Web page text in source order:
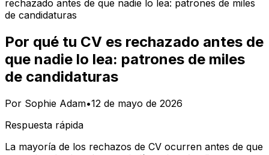
rechazado antes de que nadie lo lea: patrones de miles
de candidaturas
Por qué tu CV es rechazado antes de
que nadie lo lea: patrones de miles
de candidaturas
Por Sophie Adam•12 de mayo de 2026
Respuesta rápida
La mayoría de los rechazos de CV ocurren antes de que